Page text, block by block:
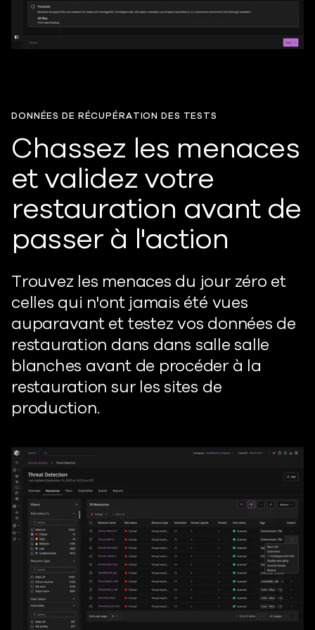
DONNÉES DE RÉCUPÉRATION DES TESTS
Chassez les menaces
et validez votre
restauration avant de
passer à l'action
Trouvez les menaces du jour zéro et
celles qui n'ont jamais été vues
auparavantet testez vos données de
restauration dans dans sallesalle
blanches avant de procéder à la
restauration sur les sites de
production.